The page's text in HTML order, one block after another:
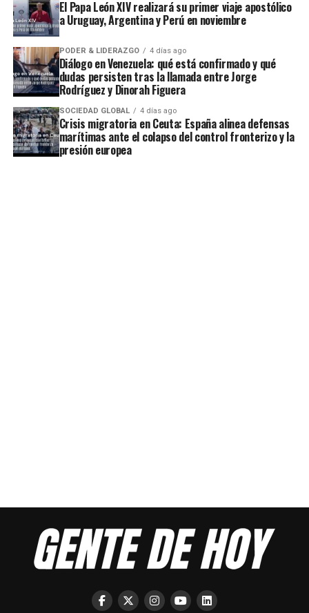
El Papa León XIV realizará su primer viaje apostólico
a Uruguay, Argentina y Perú en noviembre
PODER & LIDERAZGO 4 días ago
Diálogo en Venezuela: qué está confirmado y qué
dudas persisten tras la llamada entre Jorge
Rodríguez y Dinorah Figuera
SOCIEDAD GLOBAL 4 días ago
Crisis migratoria en Ceuta: España alinea defensas
marítimas ante el colapso del control fronterizo y la
presión europea